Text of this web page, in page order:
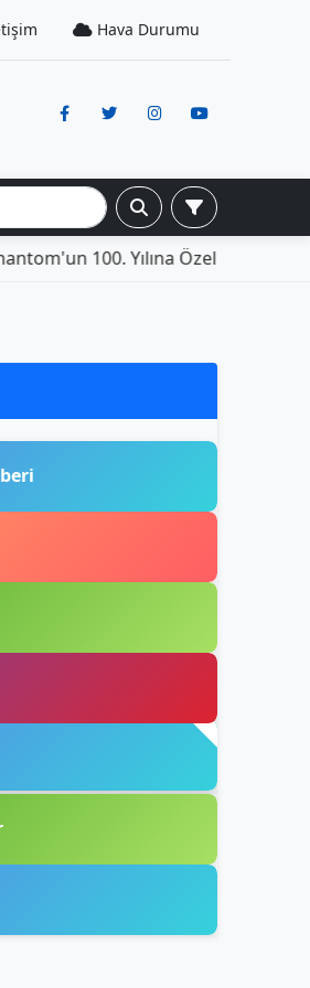
Hava Durumu
100. Yılına Özel Versiyonu: